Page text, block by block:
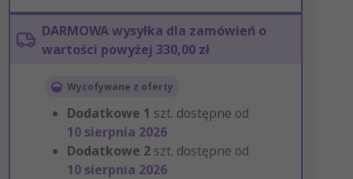
DARMOWA wysyłka dla zamówień o
wartości powyżej 330,00 zł
Wycofywane z oferty
Dodatkowe 1 szt. dostępne od
10 sierpnia 2026
Dodatkowe 2 szt. dostępne od
10 sierpnia 2026